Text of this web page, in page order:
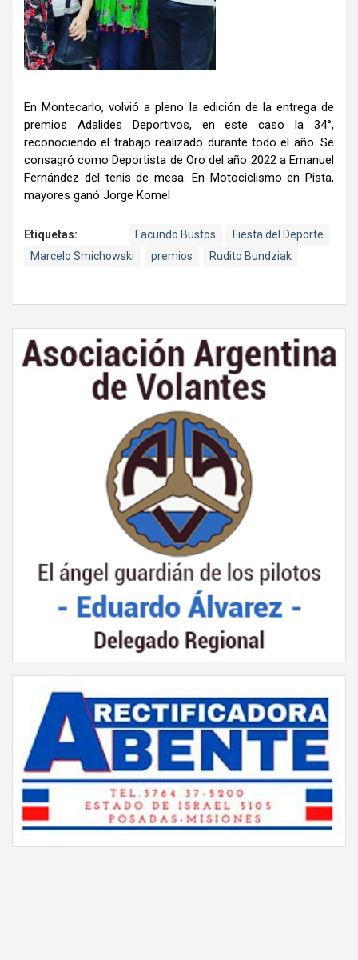
En Montecarlo, volvió a pleno la edición de la entrega de
premios Adalides Deportivos, en este caso la 34°,
reconociendo el trabajo realizado durante todo el año. Se
consagró como Deportista de Oro del año 2022 a Emanuel
Fernández del tenis de mesa. En Motociclismo en Pista,
mayores ganó Jorge Komel
Etiquetas: Facundo Bustos
Fiesta del Deporte
Marcelo Smichowski
premios Rudito Bundziak